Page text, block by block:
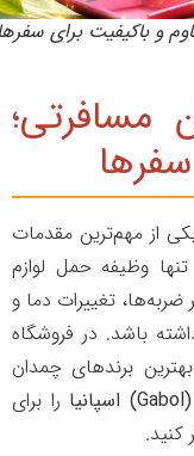
باکیفیت برای سفرهای
مهم‌ترین مقدمات
حمل لوازم
تغییرات دما و
در فروشگاه
برندهای چمدان
را برای